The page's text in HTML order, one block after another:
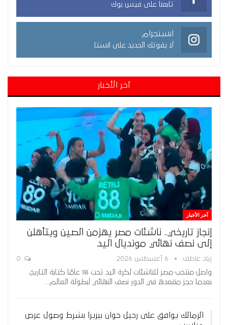
تابعنا على فيس بوك
انستجرام
لا يفوتك الجديد على انستا
آخر الأخبار
آخر الأخبار
إنجاز تاريخي.. ناشئات مصر يهزمن الصين ويتأهلن
إلى نصف نهائي مونديال اليد
زياد عاطف 6 أغسطس 2026
واصل منتخب مصر للناشئات لكرة اليد تحت 18 عامًا كتابة التاريخ،
بعدما حجز مقعده في الدور نصف النهائي لبطولة العالم…
الزمالك يوافق على رحيل خوان بيزيرا بشرط وصول عرض